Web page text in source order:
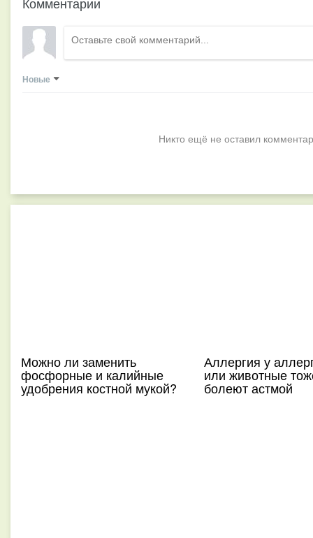
Новые
Никто ещё не оставил
Можно ли заменить
фосфорные и калийные
удобрения костной мукой?
Аллергия у
или животные
болеют астмой